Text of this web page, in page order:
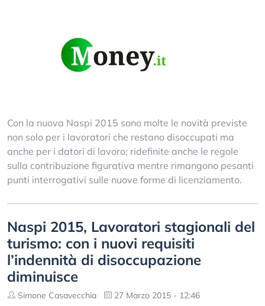
Con la nuova Naspi 2015 sono molte le novità previste
non solo per i lavoratori che restano disoccupati ma
anche per i datori di lavoro; ridefinite anche le regole
sulla contribuzione figurativa mentre rimangono pesanti
punti interrogativi sulle nuove forme di licenziamento.
Naspi 2015, Lavoratori stagionali del
turismo: con i nuovi requisiti
l’indennità di disoccupazione
diminuisce
Simone Casavecchia 27 Marzo 2015 - 12:46